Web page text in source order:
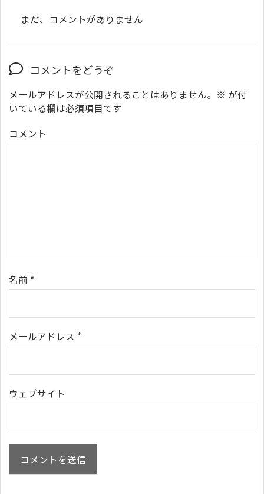
まだ、コメントがありません
コメントをどうぞ
メールアドレスが公開されることはありません。 ※ が付
いている欄は必須項目です
コメント
名前 *
メールアドレス *
ウェブサイト